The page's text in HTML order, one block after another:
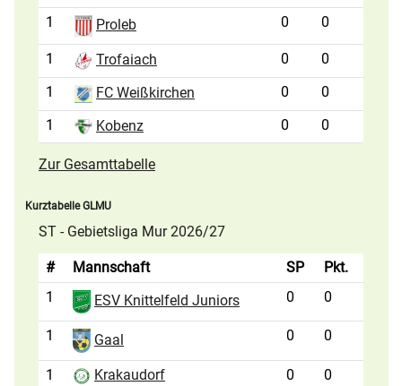
1
Proleb 0 0
1 Trofaiach 0
0
1
FC Weißkirchen 0
0
1
Kobenz 0 0
Zur Gesamttabelle
Kurztabelle GLMU
ST - Gebietsliga Mur 2026/27
# Mannschaft SP
Pkt.
1
ESV Knittelfeld Juniors 0 0
1 Gaal 0 0
1 Krakaudorf 0
0